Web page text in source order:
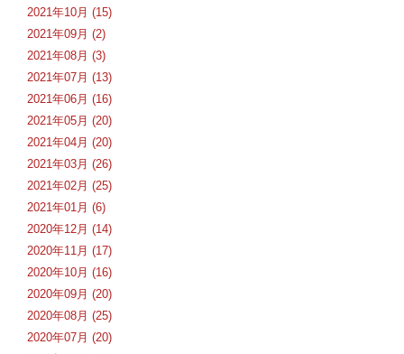
2021年10月 (15)
2021年09月 (2)
2021年08月 (3)
2021年07月 (13)
2021年06月 (16)
2021年05月 (20)
2021年04月 (20)
2021年03月 (26)
2021年02月 (25)
2021年01月 (6)
2020年12月 (14)
2020年11月 (17)
2020年10月 (16)
2020年09月 (20)
2020年08月 (25)
2020年07月 (20)